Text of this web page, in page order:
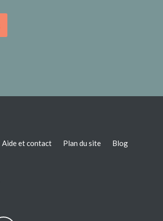
Aide et contact Plan du site Blog